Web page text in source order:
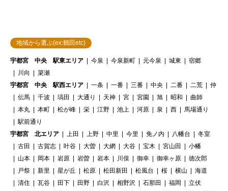
地域から選ぶ(ex:鶴田etc)
宇都宮 中央 駅東エリア 今泉 今泉新町 元今泉 城東
宿郷
川向
簗瀬
宇都宮 中央 駅西エリア
一条 一番 三番 中央 二番 二荒
仲
伝馬
千波 塙田 大通り 天神 宮 宮園 旭 昭和
曲師
本丸
本町 松が峰 栄 江野 池上 河原 泉 西
馬場通り
駅前通り
宇都宮 北エリア
上田 上野 中里 今里 免ノ内 八幡台
冬室
古田
古賀志 叶谷 大曽 大網 大谷 宝木 宮山田
小幡
山本
岡本 岩原 岩曽 岩本 川俣 御幸 御幸ヶ原
徳次郎
戸祭
新里 星が丘 松原 松田新田 松風台 桜 横山
海道
清住
瓦谷 田下 田野 白沢 相野沢 石那田 福岡
立伏